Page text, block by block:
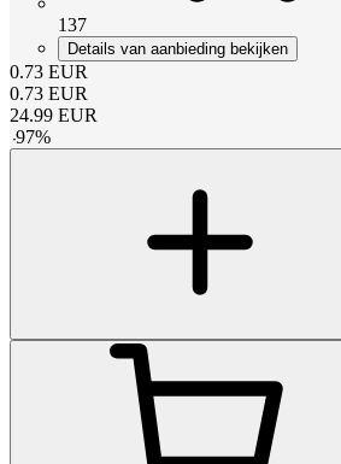
137
Details van aanbieding bekijken
0.73 EUR
0.73 EUR
24.99 EUR
-97%